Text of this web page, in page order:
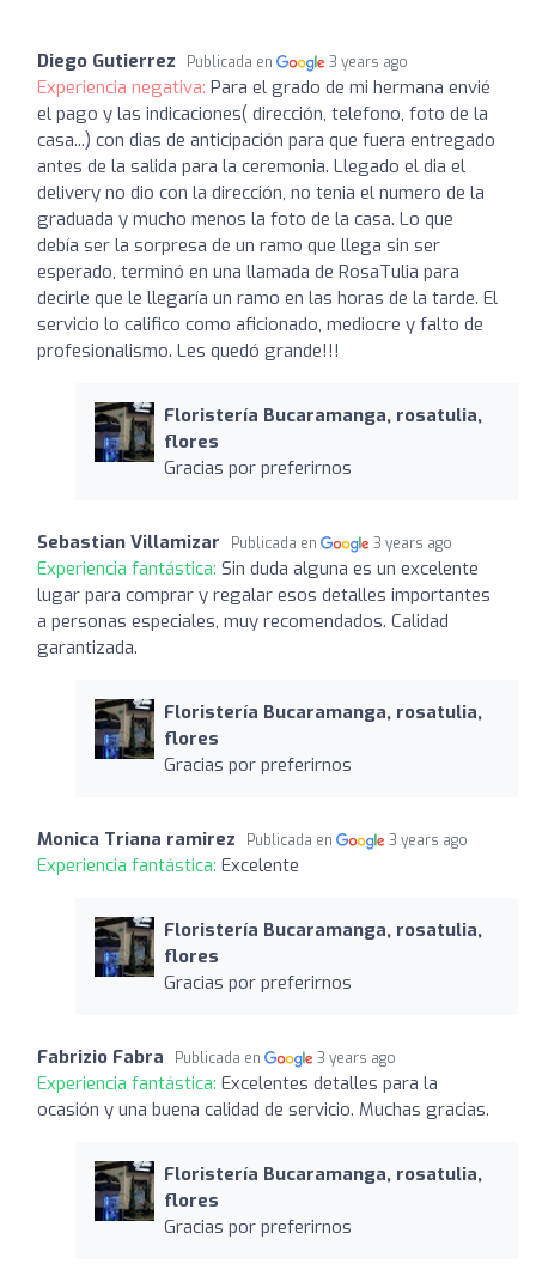
Diego Gutierrez Publicada en 3 years ago
Experiencia negativa: Para el grado de mi hermana envié
el pago y las indicaciones( dirección, telefono, foto de la
casa...) con dias de anticipación para que fuera entregado
antes de la salida para la ceremonia. Llegado el dia el
delivery no dio con la dirección, no tenia el numero de la
graduada y mucho menos la foto de la casa. Lo que
debía ser la sorpresa de un ramo que llega sin ser
esperado, terminó en una llamada de RosaTulia para
decirle que le llegaría un ramo en las horas de la tarde. El
servicio lo califico como aficionado, mediocre y falto de
profesionalismo. Les quedó grande!!!
Floristería Bucaramanga, rosatulia,
flores
Gracias por preferirnos
Sebastian Villamizar Publicada en 3 years ago
Experiencia fantástica: Sin duda alguna es un excelente
lugar para comprar y regalar esos detalles importantes
a personas especiales, muy recomendados. Calidad
garantizada.
Floristería Bucaramanga, rosatulia,
flores
Gracias por preferirnos
Monica Triana ramirez Publicada en 3 years ago
Experiencia fantástica: Excelente
Floristería Bucaramanga, rosatulia,
flores
Gracias por preferirnos
Fabrizio Fabra Publicada en 3 years ago
Experiencia fantástica: Excelentes detalles para la
ocasión y una buena calidad de servicio. Muchas gracias.
Floristería Bucaramanga, rosatulia,
flores
Gracias por preferirnos